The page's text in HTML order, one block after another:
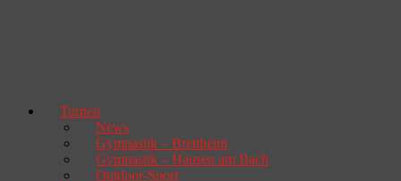
Turnen
News
Gymnastik – Brettheim
Gymnastik – Hausen am Bach
Outdoor-Sport